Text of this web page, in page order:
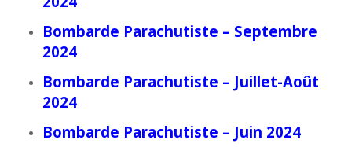
Bombarde Parachutiste – Septembre
2024
Bombarde Parachutiste – Juillet-Août
2024
Bombarde Parachutiste – Juin 2024